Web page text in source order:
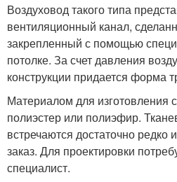
Воздуховод такого типа
вентиляционный канал,
закрепленный с помощью
потолке. За счет давления
конструкции придается форма
Материалом для изготовления
полиэстер или полиэфир.
встречаются достаточно редко
заказ. Для проектировки
специалист.